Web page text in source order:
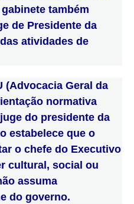
também
de Presidente da
atividades de
(Advocacia Geral da
normativa
do presidente da
estabelece que o
o chefe do Executivo
cultural, social ou
assuma
do governo.